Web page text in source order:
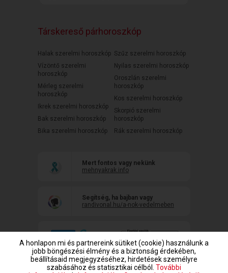
Társkereső párhoroszkóp
Halak szerelmi horoszkóp
Vízöntő szerelmi
horoszkóp
Mérleg szerelmi
horoszkóp
Ikrek szerelmi horoszkóp
Bak szerelmi horoszkóp
Bika szerelmi horoszkóp
Szűz szerelmi horoszkóp
Nyilas szerelmi horoszkóp
Oroszlán szerelmi
horoszkóp
Kos szerelmi horoszkóp
Skorpió szerelmi
horoszkóp
Rák szerelmi horoszkóp
Mert fontos vagy nekünk
mehnyakrak.info
Segítség, ha bajban vagy
randivonal.hu/a-nok-vedelmeben
A honlapon mi és partnereink sütiket (cookie) használunk a
jobb böngészési élmény és a biztonság érdekében,
beállításaid megjegyzéséhez, hirdetések személyre
szabásához és statisztikai célból. További